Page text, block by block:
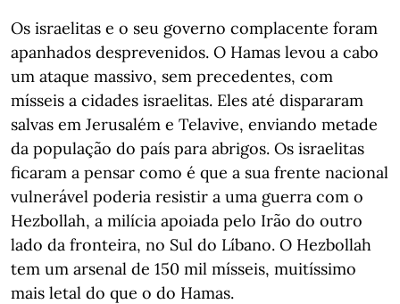
Os israelitas e o seu governo complacente foram
apanhados desprevenidos. O Hamas levou a cabo
um ataque massivo, sem precedentes, com
mísseis a cidades israelitas. Eles até dispararam
salvas em Jerusalém e Telavive, enviando metade
da população do país para abrigos. Os israelitas
ficaram a pensar como é que a sua frente nacional
vulnerável poderia resistir a uma guerra com o
Hezbollah, a milícia apoiada pelo Irão do outro
lado da fronteira, no Sul do Líbano. O Hezbollah
tem um arsenal de 150 mil mísseis, muitíssimo
mais letal do que o do Hamas.